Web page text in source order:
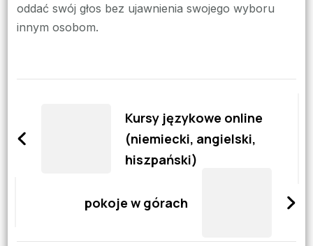
oddać swój głos bez ujawnienia swojego wyboru
innym osobom.
Kursy językowe online
(niemiecki, angielski,
hiszpański)
pokoje w górach